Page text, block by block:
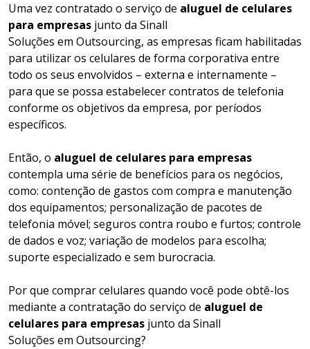
Uma vez contratado o serviço de aluguel de celulares
para empresas junto da Sinall
Soluções em Outsourcing, as empresas ficam habilitadas
para utilizar os celulares de forma corporativa entre
todo os seus envolvidos – externa e internamente –
para que se possa estabelecer contratos de telefonia
conforme os objetivos da empresa, por períodos
específicos.
Então, o aluguel de celulares para empresas
contempla uma série de benefícios para os negócios,
como: contenção de gastos com compra e manutenção
dos equipamentos; personalização de pacotes de
telefonia móvel; seguros contra roubo e furtos; controle
de dados e voz; variação de modelos para escolha;
suporte especializado e sem burocracia.
Por que comprar celulares quando você pode obtê-los
mediante a contratação do serviço de aluguel de
celulares para empresas junto da Sinall
Soluções em Outsourcing?